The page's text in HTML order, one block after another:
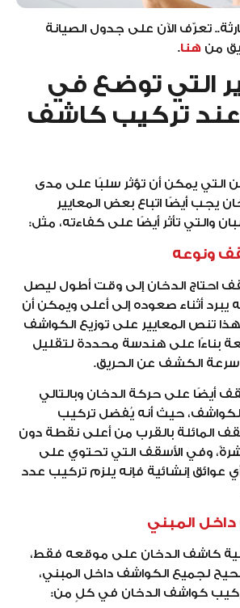
تعرّف الآن على جدول الصيانة
من هنا.
التي توضع في
عند تركيب كاشف
التي يمكن أن تؤثر سلبًا على مدى
يجب أيضًا اتباع بعض المعايير
والتي تأثر أيضًا على كفاءته، مثل:
ونوعه
احتاج الدخان إلى وقت أطول ليصل
يبرد أثناء صعوده إلى أعلى ويمكن أن
تنص المعايير على توزيع الكواشف
بناءًا على هندسة محددة لتقليل
سرعة الكشف عن الحريق.
أيضًا على حركة الدخان وبالتالي
حيث أنه يُفضل تركيب
المائلة بالقرب من أعلى نقطة دون
وفي الأسقف التي تحتوي على
عوائق إنشائية فإنه يلزم تركيب عدد
المبني
كاشف الدخان على موقعه فقط،
لجميع الكواشف داخل المبني،
كواشف الدخان في كلٍ من: